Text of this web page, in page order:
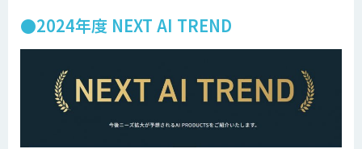
●2024年度 NEXT AI TREND